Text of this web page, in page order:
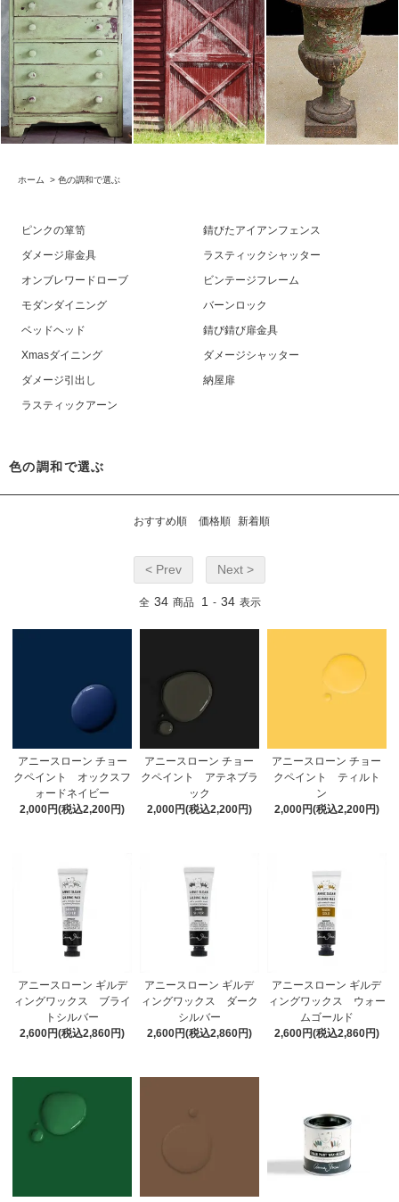
ホーム > 色の調和で選ぶ
ピンクの箪笥
錆びたアイアンフェンス
ダメージ扉金具
ラスティックシャッター
オンブレワードローブ
ビンテージフレーム
モダンダイニング
バーンロック
ベッドヘッド
錆び錆び扉金具
Xmasダイニング
ダメージシャッター
ダメージ引出し
納屋扉
ラスティックアーン
色の調和で選ぶ
おすすめ順 価格順 新着順
< Prev Next >
全 34 商品 1 - 34 表示
アニースローン チョー
クペイント オックスフ
ォードネイビー
2,000円(税込2,200円)
アニースローン チョー
クペイント アテネブラ
ック
2,000円(税込2,200円)
アニースローン チョー
クペイント ティルト
ン
2,000円(税込2,200円)
アニースローン ギルデ
ィングワックス ブライ
トシルバー
2,600円(税込2,860円)
アニースローン ギルデ
ィングワックス ダーク
シルバー
2,600円(税込2,860円)
アニースローン ギルデ
ィングワックス ウォー
ムゴールド
2,600円(税込2,860円)